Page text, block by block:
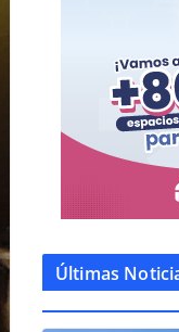
Últimas